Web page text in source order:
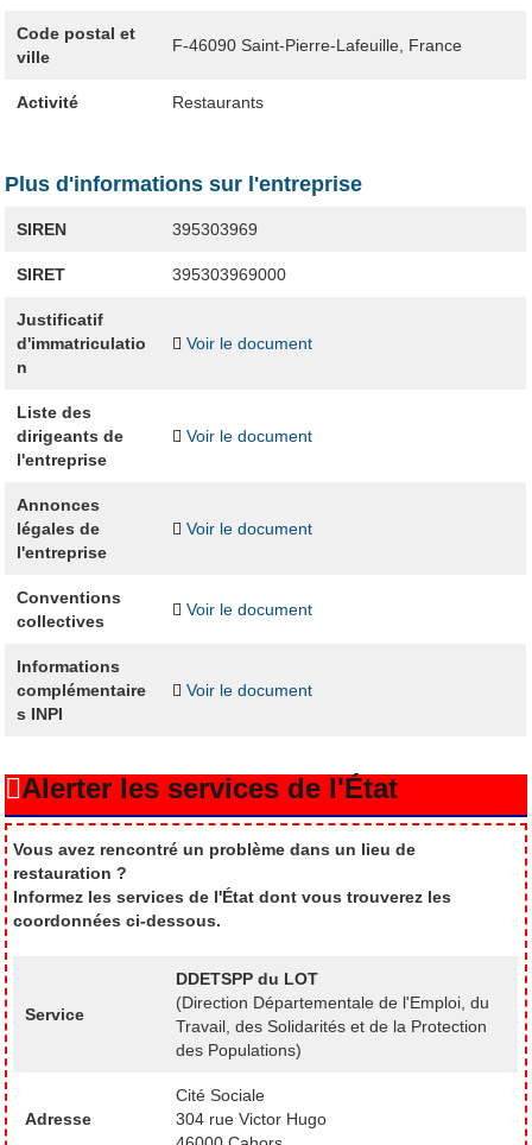
Code postal et
ville
F-46090 Saint-Pierre-Lafeuille, France
Activité Restaurants
Plus d'informations sur l'entreprise
SIREN 395303969
SIRET 395303969000
Justificatif
d'immatriculatio
n
Voir le document
Liste des
dirigeants de
l'entreprise
Voir le document
Annonces
légales de
l'entreprise
Voir le document
Conventions
collectives
Voir le document
Informations
complémentaire
s INPI
Voir le document
Alerter les services de l'État
Vous avez rencontré un problème dans un lieu de
restauration ?
Informez les services de l'État dont vous trouverez les
coordonnées ci-dessous.
Service
DDETSPP du LOT
(Direction Départementale de l'Emploi, du
Travail, des Solidarités et de la Protection
des Populations)
Adresse
Cité Sociale
304 rue Victor Hugo